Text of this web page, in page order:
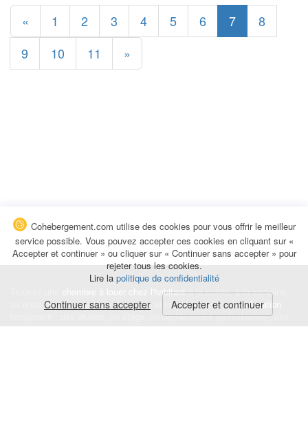
« 1 2 3 4 5 6 7
8
9
10 11 »
chambre à louer chez l'habitantà la nuitée, à la semaine,
au mois ou à l'année pour de courts et longs séjours, unecolocation
temporaire : des études, un stage, un déplacement professionnel, une
Cohebergement.com utilise des cookies pour vous offrir le meilleur
service possible. Vous pouvez accepter ces cookies en cliquant sur «
Accepter et continuer » ou cliquer sur « Continuer sans accepter » pour
rejeter tous les cookies.
Lire la politique de confidentialité
Continuer sans accepter Accepter et continuer